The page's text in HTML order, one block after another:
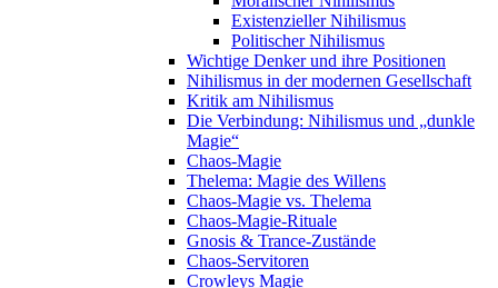
Existenzieller Nihilismus
Politischer Nihilismus
Wichtige Denker und ihre Positionen
Nihilismus in der modernen Gesellschaft
Kritik am Nihilismus
Die Verbindung: Nihilismus und „dunkle
Magie“
Chaos-Magie
Thelema: Magie des Willens
Chaos-Magie vs. Thelema
Chaos-Magie-Rituale
Gnosis & Trance-Zustände
Chaos-Servitoren
Crowleys Magie